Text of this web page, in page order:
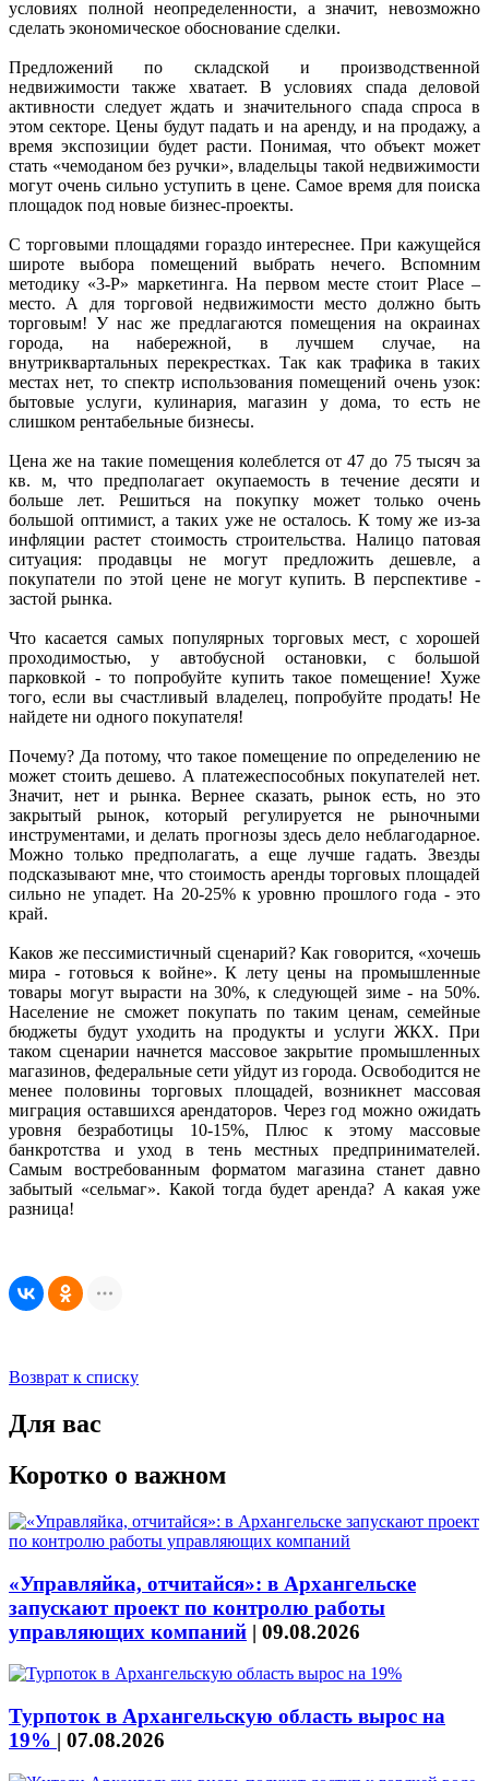
условиях полной неопределенности, а значит, невозможно
сделать экономическое обоснование сделки.
Предложений по складской и производственной
недвижимости также хватает. В условиях спада деловой
активности следует ждать и значительного спада спроса в
этом секторе. Цены будут падать и на аренду, и на продажу, а
время экспозиции будет расти. Понимая, что объект может
стать «чемоданом без ручки», владельцы такой недвижимости
могут очень сильно уступить в цене. Самое время для поиска
площадок под новые бизнес-проекты.
С торговыми площадями гораздо интереснее. При кажущейся
широте выбора помещений выбрать нечего. Вспомним
методику «3-P» маркетинга. На первом месте стоит Place –
место. А для торговой недвижимости место должно быть
торговым! У нас же предлагаются помещения на окраинах
города, на набережной, в лучшем случае, на
внутриквартальных перекрестках. Так как трафика в таких
местах нет, то спектр использования помещений очень узок:
бытовые услуги, кулинария, магазин у дома, то есть не
слишком рентабельные бизнесы.
Цена же на такие помещения колеблется от 47 до 75 тысяч за
кв. м, что предполагает окупаемость в течение десяти и
больше лет. Решиться на покупку может только очень
большой оптимист, а таких уже не осталось. К тому же из-за
инфляции растет стоимость строительства. Налицо патовая
ситуация: продавцы не могут предложить дешевле, а
покупатели по этой цене не могут купить. В перспективе -
застой рынка.
Что касается самых популярных торговых мест, с хорошей
проходимостью, у автобусной остановки, с большой
парковкой - то попробуйте купить такое помещение! Хуже
того, если вы счастливый владелец, попробуйте продать! Не
найдете ни одного покупателя!
Почему? Да потому, что такое помещение по определению не
может стоить дешево. А платежеспособных покупателей нет.
Значит, нет и рынка. Вернее сказать, рынок есть, но это
закрытый рынок, который регулируется не рыночными
инструментами, и делать прогнозы здесь дело неблагодарное.
Можно только предполагать, а еще лучше гадать. Звезды
подсказывают мне, что стоимость аренды торговых площадей
сильно не упадет. На 20-25% к уровню прошлого года - это
край.
Каков же пессимистичный сценарий? Как говорится, «хочешь
мира - готовься к войне». К лету цены на промышленные
товары могут вырасти на 30%, к следующей зиме - на 50%.
Население не сможет покупать по таким ценам, семейные
бюджеты будут уходить на продукты и услуги ЖКХ. При
таком сценарии начнется массовое закрытие промышленных
магазинов, федеральные сети уйдут из города. Освободится не
менее половины торговых площадей, возникнет массовая
миграция оставшихся арендаторов. Через год можно ожидать
уровня безработицы 10-15%, Плюс к этому массовые
банкротства и уход в тень местных предпринимателей.
Самым востребованным форматом магазина станет давно
забытый «сельмаг». Какой тогда будет аренда? А какая уже
разница!
Возврат к списку
Для вас
Коротко о важном
«Управляйка, отчитайся»: в Архангельске
запускают проект по контролю работы
управляющих компаний | 09.08.2026
Турпоток в Архангельскую область вырос на
19% | 07.08.2026